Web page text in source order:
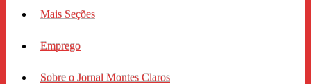
Mais Seções
Emprego
Sobre o Jornal Montes Claros